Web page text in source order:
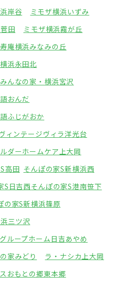
岸谷
ミモザ横浜いずみ
田
ミモザ横浜霧が丘
庵横浜みなみの丘
浜永田北
みんなの家・横浜宮沢
おんだ
ふじがおか
ィンテージヴィラ洋光台
ダーホームケア上大岡
高田 そんぽの家S新横浜西
S日吉西そんぽの家S港南笹下
の家S新横浜篠原
三ツ沢
グループホーム日吉あやめ
家みどり
ラ・ナシカ上大岡
おもとの郷東本郷